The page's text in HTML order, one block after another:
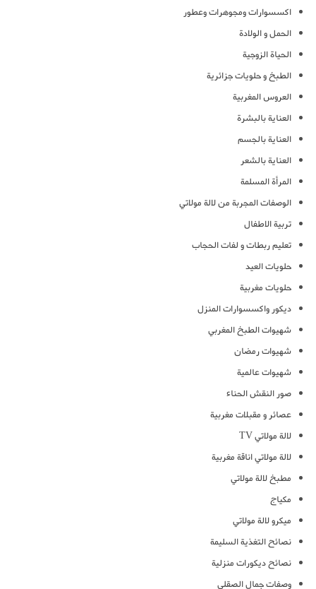
اكسسوارات ومجوهرات وعطور
الحمل و الولادة
الحياة الزوجية
الطبخ و حلويات جزائرية
العروس المغربية
العناية بالبشرة
العناية بالجسم
العناية بالشعر
المرأة المسلمة
الوصفات المجربة من لالة مولاتي
تربية الاطفال
تعليم ربطات و لفات الحجاب
حلويات العيد
حلويات مغربية
ديكور واكسسوارات المنزل
شهيوات الطبخ المغربي
شهيوات رمضان
شهيوات عالمية
صور النقش الحناء
عصائر و مقبلات مغربية
لالة مولاتي TV
لالة مولاتي اناقة مغربية
مطبخ لالة مولاتي
مكياج
ميكرو لالة مولاتي
نصائح التغذية السليمة
نصائح ديكورات منزلية
وصفات جمال الصقلي